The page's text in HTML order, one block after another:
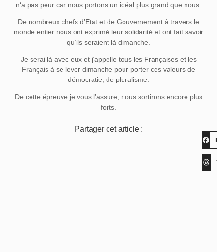
n‘a pas peur car nous portons un idéal plus grand que nous.
De nombreux chefs d’Etat et de Gouvernement à travers le
monde entier nous ont exprimé leur solidarité et ont fait savoir
qu’ils seraient là dimanche.
Je serai là avec eux et j’appelle tous les Françaises et les
Français à se lever dimanche pour porter ces valeurs de
démocratie, de pluralisme.
De cette épreuve je vous l’assure, nous sortirons encore plus
forts.
Partager cet article :